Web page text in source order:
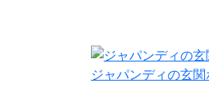
ジャパンディの玄